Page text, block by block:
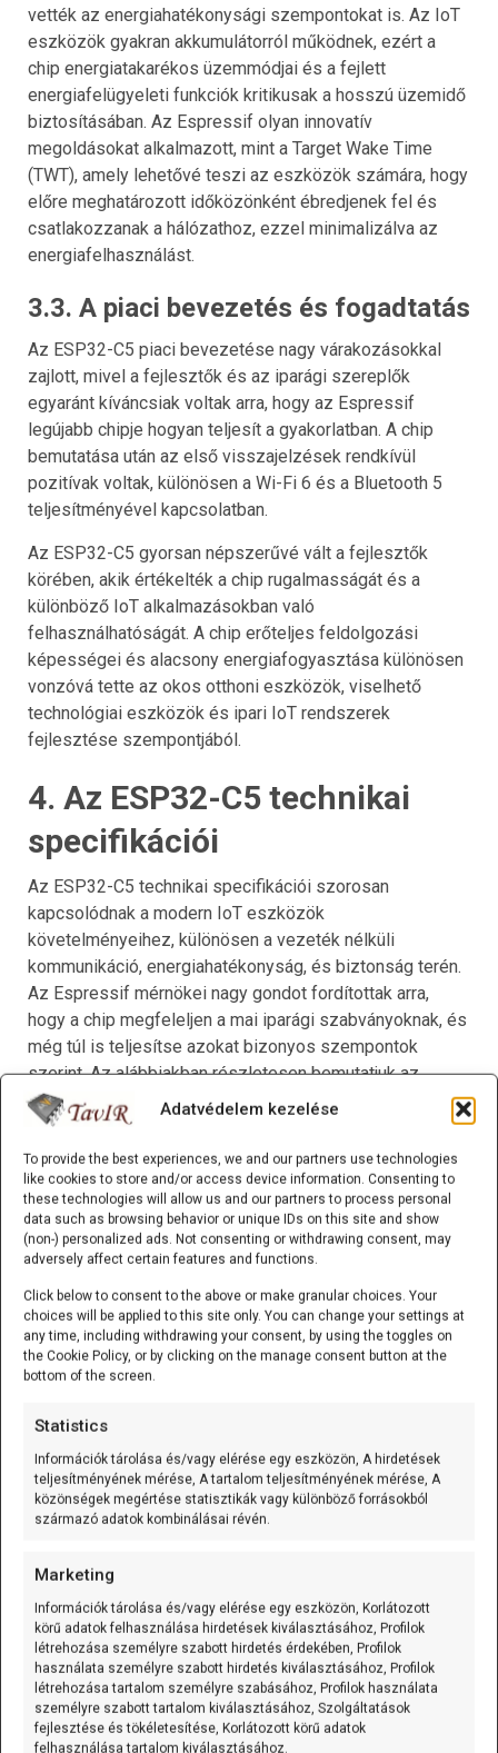
Adatvédelem kezelése
To provide the best experiences, we and our partners use technologies
like cookies to store and/or access device information. Consenting to
these technologies will allow us and our partners to process personal
data such as browsing behavior or unique IDs on this site and show
(non-) personalized ads. Not consenting or withdrawing consent, may
adversely affect certain features and functions.
Click below to consent to the above or make granular choices. Your
choices will be applied to this site only. You can change your settings at
any time, including withdrawing your consent, by using the toggles on
the Cookie Policy, or by clicking on the manage consent button at the
bottom of the screen.
Statistics
Információk tárolása és/vagy elérése egy eszközön, A hirdetések
teljesítményének mérése, A tartalom teljesítményének mérése, A
közönségek megértése statisztikák vagy különböző forrásokból
származó adatok kombinálásai révén.
Marketing
Információk tárolása és/vagy elérése egy eszközön, Korlátozott
körű adatok felhasználása hirdetések kiválasztásához, Profilok
létrehozása személyre szabott hirdetés érdekében, Profilok
használata személyre szabott hirdetés kiválasztásához, Profilok
létrehozása tartalom személyre szabásához, Profilok használata
személyre szabott tartalom kiválasztásához, Szolgáltatások
fejlesztése és tökéletesítése, Korlátozott körű adatok
felhasználása tartalom kiválasztásához.
vették az energiahatékonysági szempontokat is. Az IoT
eszközök gyakran akkumulátorról működnek, ezért a
chip energiatakarékos üzemmódjai és a fejlett
energiafelügyeleti funkciók kritikusak a hosszú üzemidő
biztosításában. Az Espressif olyan innovatív
megoldásokat alkalmazott, mint a Target Wake Time
(TWT), amely lehetővé teszi az eszközök számára, hogy
előre meghatározott időközönként ébredjenek fel és
csatlakozzanak a hálózathoz, ezzel minimalizálva az
energiafelhasználást.
3.3. A piaci bevezetés és fogadtatás
Az ESP32-C5 piaci bevezetése nagy várakozásokkal
zajlott, mivel a fejlesztők és az iparági szereplők
egyaránt kíváncsiak voltak arra, hogy az Espressif
legújabb chipje hogyan teljesít a gyakorlatban. A chip
bemutatása után az első visszajelzések rendkívül
pozitívak voltak, különösen a Wi-Fi 6 és a Bluetooth 5
teljesítményével kapcsolatban.
Az ESP32-C5 gyorsan népszerűvé vált a fejlesztők
körében, akik értékelték a chip rugalmasságát és a
különböző IoT alkalmazásokban való
felhasználhatóságát. A chip erőteljes feldolgozási
képességei és alacsony energiafogyasztása különösen
vonzóvá tette az okos otthoni eszközök, viselhető
technológiai eszközök és ipari IoT rendszerek
fejlesztése szempontjából.
4. Az ESP32-C5 technikai
specifikációi
Az ESP32-C5 technikai specifikációi szorosan
kapcsolódnak a modern IoT eszközök
követelményeihez, különösen a vezeték nélküli
kommunikáció, energiahatékonyság, és biztonság terén.
Az Espressif mérnökei nagy gondot fordítottak arra,
hogy a chip megfeleljen a mai iparági szabványoknak, és
még túl is teljesítse azokat bizonyos szempontok
szerint. Az alábbiakban részletesen bemutatjuk az
ESP32-C5 legfontosabb technikai jellemzőit.
4.1. CPU és feldolgozási
teljesítmény
Az ESP32-C5 egy nagy teljesítményű, kétmagos CPU-
val rendelkezik, amely jelentős előrelépést jelent a
bites RISC-V architektúrájú maggal van felszerelve,
amelyek akár 160 MHz-es órajelen is működhetnek. Ez a
kombináció elegendő feldolgozási teljesítményt biztosít
hatékonyan működjön, beleértve a valós idejű
összetett algoritmusok futtatását is.
A kétmagos felépítés lehetővé teszi a párhuzamos
alkalmazásoknál, ahol egyszerre több feladatot kell
hálózati kommunikáció fenntartása. Ezen kívül az
ESP32-C5 integrált vektoros egységgel (Vector
Processing Unit, VPU) is rendelkezik, amely további
gyorsítást nyújt az olyan műveleteknél, mint a digitális
jelfeldolgozás (DSP) vagy a kriptográfiai algoritmusok